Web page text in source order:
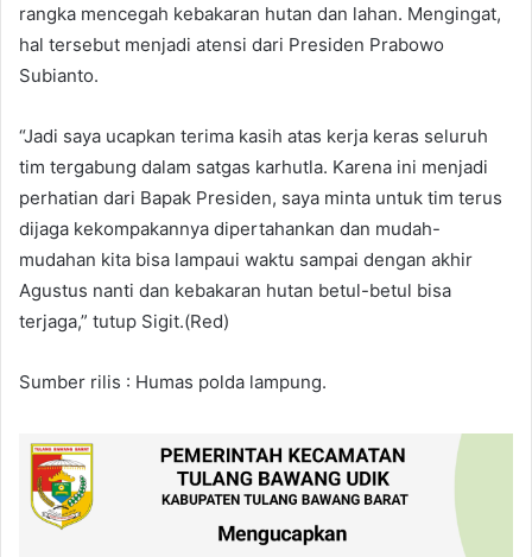
rangka mencegah kebakaran hutan dan lahan. Mengingat,
hal tersebut menjadi atensi dari Presiden Prabowo
Subianto.
“Jadi saya ucapkan terima kasih atas kerja keras seluruh
tim tergabung dalam satgas karhutla. Karena ini menjadi
perhatian dari Bapak Presiden, saya minta untuk tim terus
dijaga kekompakannya dipertahankan dan mudah-
mudahan kita bisa lampaui waktu sampai dengan akhir
Agustus nanti dan kebakaran hutan betul-betul bisa
terjaga,” tutup Sigit.(Red)
Sumber rilis : Humas polda lampung.